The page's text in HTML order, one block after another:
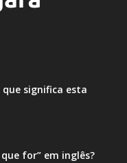
que significa esta
for” em inglês?